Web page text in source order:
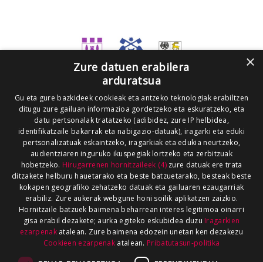
×
Zure datuen erabilera
arduratsua
Gu eta gure bazkideek cookieak eta antzeko teknologiak erabiltzen
ditugu zure gailuan informazioa gordetzeko eta eskuratzeko, eta
datu pertsonalak tratatzeko (adibidez, zure IP helbidea,
identifikatzaile bakarrak eta nabigazio-datuak), iragarki eta eduki
pertsonalizatuak eskaintzeko, iragarkiak eta edukia neurtzeko,
audientziaren inguruko ikuspegiak lortzeko eta zerbitzuak
hobetzeko. Hirugarrenen hornitzaileek (4)zure datuak ere trata
ditzakete helburu hauetarako eta beste batzuetarako, besteak beste
kokapen geografiko zehatzeko datuak eta gailuaren ezaugarriak
erabiliz. Zure aukerak webgune honi soilik aplikatzen zaizkio.
Hornitzaile batzuek baimena beharrean interes legitimoa oinarri
gisa erabil dezakete; aurka egiteko eskubidea duzu Iragarkien
ezarpenakatalean. Zure baimena edozein unetan ken dezakezu
Cookieen ezarpenak atalean. Pribatutasun-politika